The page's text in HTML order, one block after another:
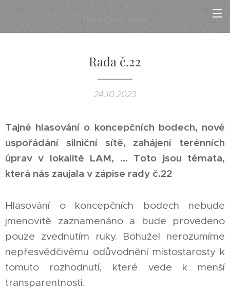
Rada č.22
24.10.2023
Tajné hlasování o koncepčních bodech, nové
uspořádání silniční sítě, zahájení terénních
úprav v lokalitě LAM, … Toto jsou témata,
která nás zaujala v zápise rady č.22
Hlasování o koncepčních bodech nebude
jmenovitě zaznamenáno a bude provedeno
pouze zvednutím ruky. Bohužel nerozumíme
nepřesvědčivému odůvodnění místostarosty k
tomuto rozhodnutí, které vede k menší
transparentnosti.